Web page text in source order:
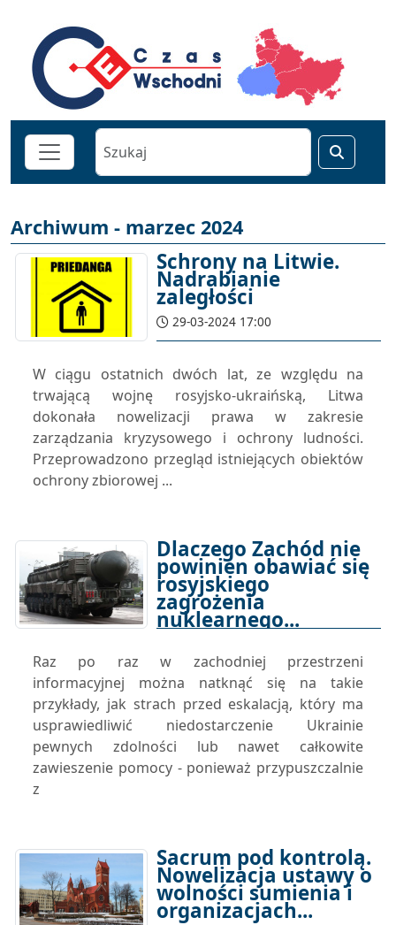
Archiwum - marzec 2024
Schrony na Litwie.
Nadrabianie
zaległości
29-03-2024 17:00
W ciągu ostatnich dwóch lat, ze względu na
trwającą wojnę rosyjsko-ukraińską, Litwa
dokonała nowelizacji prawa w zakresie
zarządzania kryzysowego i ochrony ludności.
Przeprowadzono przegląd istniejących obiektów
ochrony zbiorowej ...
Dlaczego Zachód nie
powinien obawiać się
rosyjskiego
zagrożenia
nuklearnego...
Raz po raz w zachodniej przestrzeni
informacyjnej można natknąć się na takie
przykłady, jak strach przed eskalacją, który ma
usprawiedliwić niedostarczenie Ukrainie
pewnych zdolności lub nawet całkowite
zawieszenie pomocy - ponieważ przypuszczalnie
z
Sacrum pod kontrolą.
Nowelizacja ustawy o
wolności sumienia i
organizacjach...